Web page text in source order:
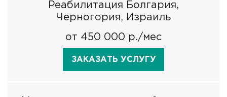
Реабилитация Болгария,
Черногория, Израиль
от 450 000 р./мес
ЗАКАЗАТЬ УСЛУГУ